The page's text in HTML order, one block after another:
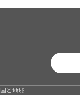
国と地域